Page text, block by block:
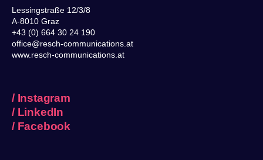
Lessingstraße 12/3/8
A-8010 Graz
+43 (0) 664 30 24 190
office@resch-communications.at
www.resch-communications.at
/ Instagram
/ LinkedIn
/ Facebook